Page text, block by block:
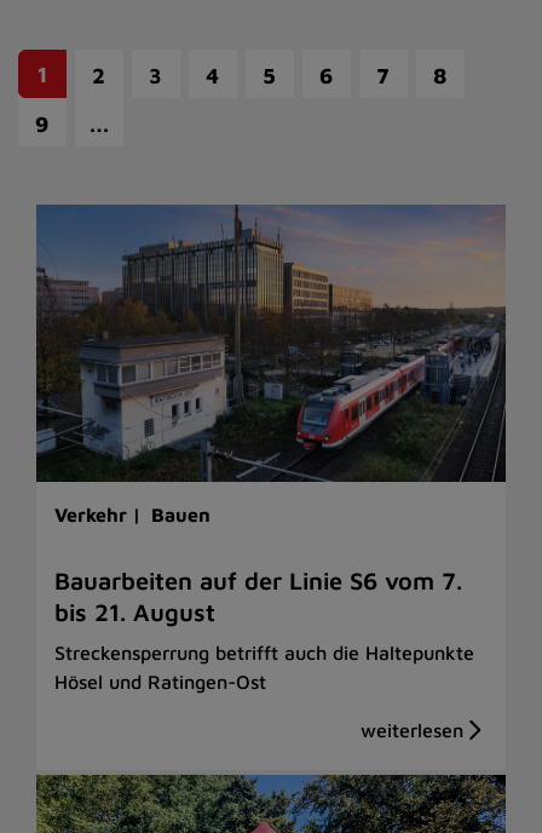
1 2 3 4 5 6 7
8
9
…
Verkehr | Bauen
Bauarbeiten auf der Linie S6 vom 7.
bis 21. August
Streckensperrung betrifft auch die Haltepunkte
Hösel und Ratingen-Ost